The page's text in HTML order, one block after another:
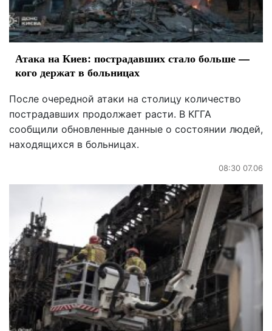
Атака на Киев: пострадавших стало больше —
кого держат в больницах
После очередной атаки на столицу количество
пострадавших продолжает расти. В КГГА
сообщили обновленные данные о состоянии людей,
находящихся в больницах.
08:30 07.06